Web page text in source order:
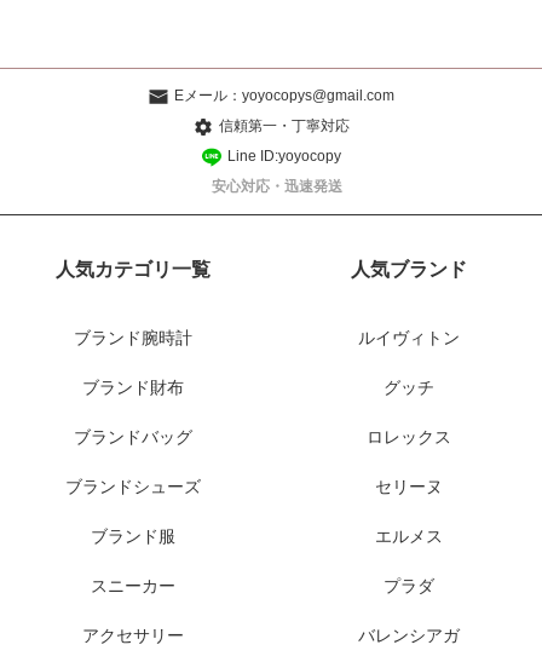
Eメール： yoyocopys@gmail.com
信頼第一・丁寧対応
Line ID:yoyocopy
安心対応・迅速発送
人気カテゴリ一覧
ブランド腕時計
ブランド財布
ブランドバッグ
ブランドシューズ
ブランド服
スニーカー
アクセサリー
人気ブランド
ルイヴィトン
グッチ
ロレックス
セリーヌ
エルメス
プラダ
バレンシアガ